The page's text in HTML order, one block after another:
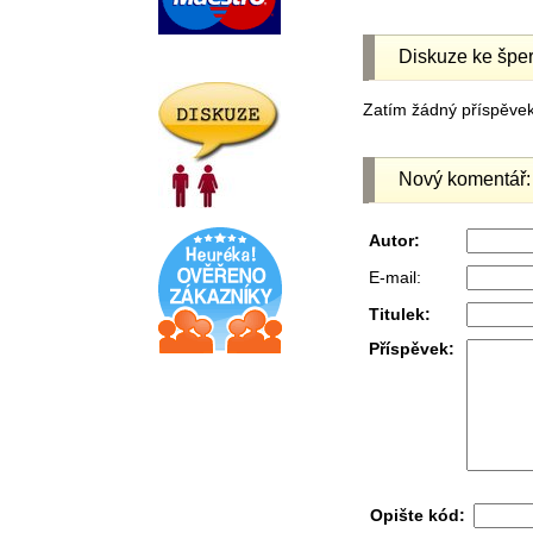
Diskuze ke
Zatím žádný příspěvek
Nový komentář:
Autor:
E-mail:
Titulek:
Příspěvek:
Opište kód: